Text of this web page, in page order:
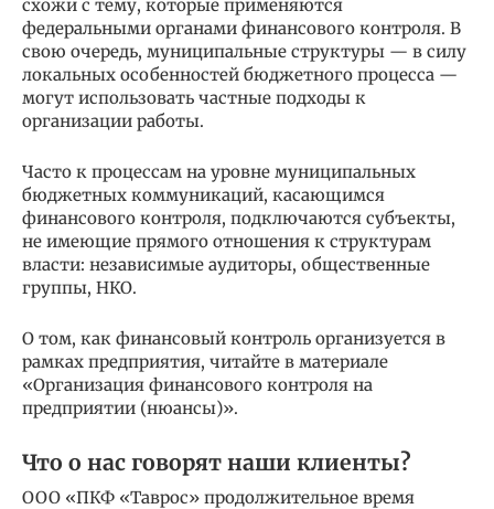
схожи с тему, которые применяются
федеральными органами финансового контроля. В
свою очередь, муниципальные структуры — в силу
локальных особенностей бюджетного процесса —
могут использовать частные подходы к
организации работы.
Часто к процессам на уровне муниципальных
бюджетных коммуникаций, касающимся
финансового контроля, подключаются субъекты,
не имеющие прямого отношения к структурам
власти: независимые аудиторы, общественные
группы, НКО.
О том, как финансовый контроль организуется в
рамках предприятия, читайте в материале
«Организация финансового контроля на
предприятии (нюансы)».
Что о нас говорят наши клиенты?
ООО «ПКФ «Таврос» продолжительное время